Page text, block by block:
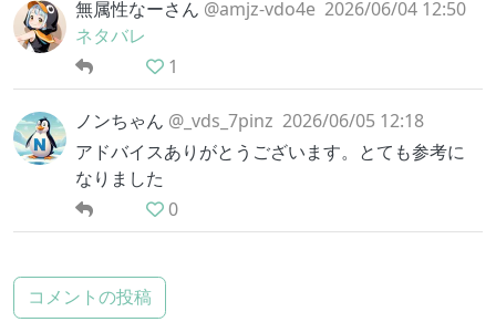
無属性なーさん @amjz-vdo4e 2026/06/04 12:50
ネタバレ
1
ノンちゃん @_vds_7pinz 2026/06/05 12:18
アドバイスありがとうございます。とても参考に
なりました
0
コメントの投稿